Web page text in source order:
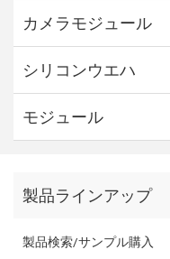
カメラモジュール
シリコンウエハ
モジュール
製品ラインアップ
製品検索/サンプル購入